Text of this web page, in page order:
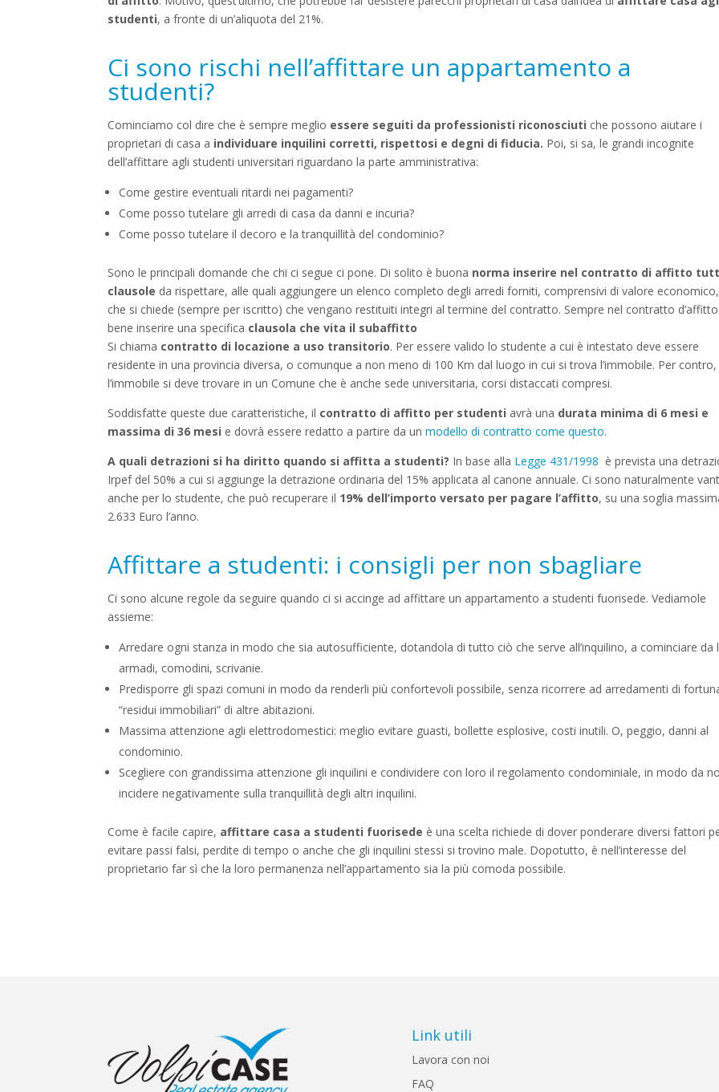
studenti, a fronte di un’aliquota del 21%.
Ci sono rischi nell’affittare un appartamento a
studenti?
Cominciamo col dire che è sempre meglio essere seguiti da professionisti riconosciuti che possono aiutare i
proprietari di casa a individuare inquilini corretti, rispettosi e degni di fiducia. Poi, si sa, le grandi incognite
dell’affittare agli studenti universitari riguardano la parte amministrativa:
Come gestire eventuali ritardi nei pagamenti?
Come posso tutelare gli arredi di casa da danni e incuria?
Come posso tutelare il decoro e la tranquillità del condominio?
Sono le principali domande che chi ci segue ci pone. Di solito è buona norma inserire nel contratto di affitto
clausole da rispettare, alle quali aggiungere un elenco completo degli arredi forniti, comprensivi di valore
che si chiede (sempre per iscritto) che vengano restituiti integri al termine del contratto. Sempre nel contratto
bene inserire una specifica clausola che vita il subaffitto
Si chiama contratto di locazione a uso transitorio. Per essere valido lo studente a cui è intestato deve essere
residente in una provincia diversa, o comunque a non meno di 100 Km dal luogo in cui si trova l’immobile. Per contro,
l’immobile si deve trovare in un Comune che è anche sede universitaria, corsi distaccati compresi.
Soddisfatte queste due caratteristiche, il contratto di affitto per studenti avrà una durata minima di 6 mesi e
massima di 36 mesi e dovrà essere redatto a partire da unmodello di contratto come questo.
A quali detrazioni si ha diritto quando si affitta a studenti? In base alla Legge 431/1998 è prevista una
Irpef del 50% a cui si aggiunge la detrazione ordinaria del 15% applicata al canone annuale. Ci sono naturalmente
anche per lo studente, che può recuperare il 19% dell’importo versato per pagare l’affitto, su una soglia
2.633 Euro l’anno.
Affittare a studenti: i consigli per non sbagliare
Ci sono alcune regole da seguire quando ci si accinge ad affittare un appartamento a studenti fuorisede. Vediamole
assieme:
Arredare ogni stanza in modo che sia autosufficiente, dotandola di tutto ciò che serve all’inquilino, a cominciare da
armadi, comodini, scrivanie.
Predisporre gli spazi comuni in modo da renderli più confortevoli possibile, senza ricorrere ad arredamenti di
“residui immobiliari” di altre abitazioni.
Massima attenzione agli elettrodomestici: meglio evitare guasti, bollette esplosive, costi inutili. O, peggio, danni al
condominio.
Scegliere con grandissima attenzione gli inquilini e condividere con loro il regolamento condominiale, in modo da
incidere negativamente sulla tranquillità degli altri inquilini.
Come è facile capire, affittare casa a studenti fuorisede è una scelta richiede di dover ponderare diversi fattori
evitare passi falsi, perdite di tempo o anche che gli inquilini stessi si trovino male. Dopotutto, è nell’interesse del
proprietario far sì che la loro permanenza nell’appartamento sia la più comoda possibile.
Link utili
Lavora con noi
FAQ